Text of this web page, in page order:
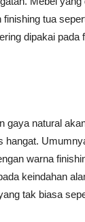
finishing tua
dipakai pada
gaya natural
hangat.
warna
keindahan
tak biasa